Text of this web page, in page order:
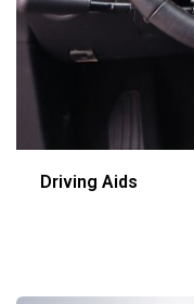
Driving Aids